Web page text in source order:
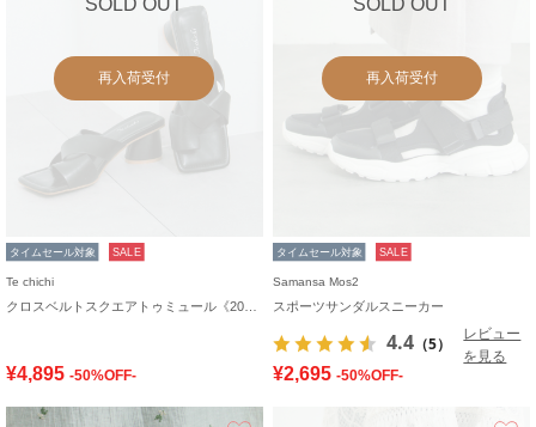
SOLD OUT
再入荷受付
タイムセール対象 SALE
Te chichi
¥4,895 -50%OFF-
SOLD OUT
再入荷受付
タイムセール対象 SALE
Samansa Mos2
スポーツサンダルスニーカー
4.4 （5）
レビュー
を見る
¥2,695 -50%OFF-